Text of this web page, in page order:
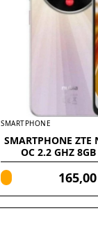
SMARTPHONE
SMARTPHONE ZTE
OC 2.2 GHZ